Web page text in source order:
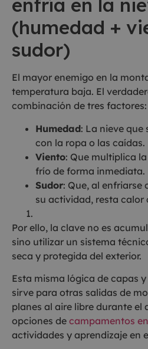
enfría en la
(humedad +
sudor)
El mayor enemigo en la
temperatura baja. El
combinación de tres factores:
Humedad: La nieve
con la ropa o las caídas.
Viento: Que multiplica
frío de forma inmediata.
Sudor: Que, al enfriarse
su actividad, resta
Por ello, la clave no es
sino utilizar un sistema
seca y protegida del exterior.
Esta misma lógica de capas
sirve para otras salidas de
planes al aire libre durante el
opciones de campamentos
actividades y aprendizaje en